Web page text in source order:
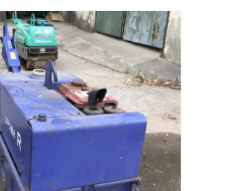
là:
3,900,000₫.
tại
là:
2,900,000₫.